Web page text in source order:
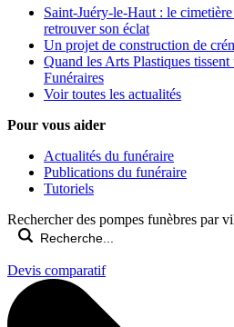
Saint-Juéry-le-Haut : le
retrouver son éclat
Un projet de construction de
Quand les Arts Plastiques
Funéraires
Voir toutes les actualités
Pour vous aider
Actualités du funéraire
Publications du funéraire
Tutoriels
Rechercher des pompes funèbres par
Devis comparatif